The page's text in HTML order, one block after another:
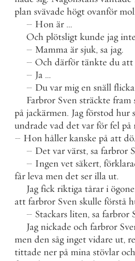
plan svävade högt ovanför
– Hon är ...
Och plötsligt kunde jag
– Mamma är sjuk, sa jag.
– Och därför tänkte du att
– Ja ...
– Du var mig en snäll flicka
Farbror Sven sträckte fram
på jackärmen. Jag förstod hur
undrade vad det var för fel på
– Hon håller kanske på att dö.
– Det var värst, sa farbror
– Ingen vet säkert,
får leva men det ser illa ut.
Jag fick riktiga tårar i
att farbror Sven skulle förstå
– Stackars liten, sa farbror
Jag nickade och farbror
men den såg inget vidare ut,
tittade ner på mina stövlar och